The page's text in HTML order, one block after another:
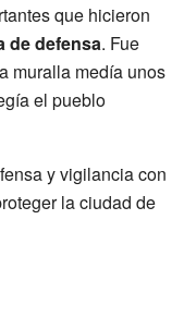
que hicieron
de defensa. Fue
muralla medía unos
el pueblo
y vigilancia con
la ciudad de